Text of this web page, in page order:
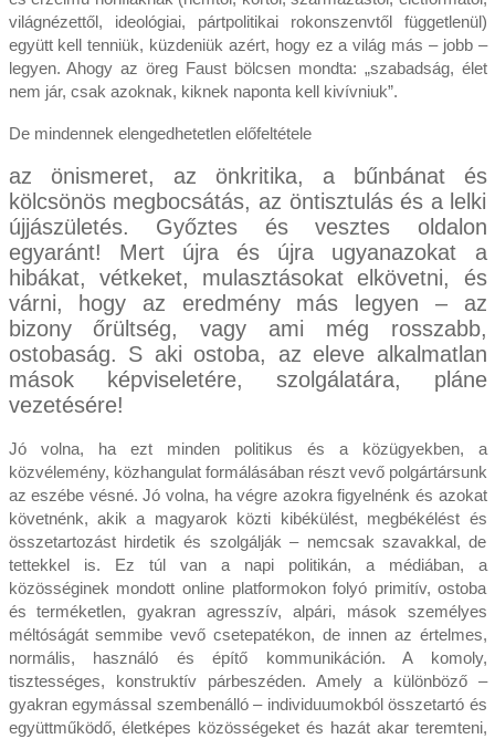
világnézettől, ideológiai, pártpolitikai rokonszenvtől függetlenül)
együtt kell tenniük, küzdeniük azért, hogy ez a világ más – jobb –
legyen. Ahogy az öreg Faust bölcsen mondta: „szabadság, élet
nem jár, csak azoknak, kiknek naponta kell kivívniuk”.
De mindennek elengedhetetlen előfeltétele
az önismeret, az önkritika, a bűnbánat és
kölcsönös megbocsátás, az öntisztulás és a lelki
újjászületés. Győztes és vesztes oldalon
egyaránt! Mert újra és újra ugyanazokat a
hibákat, vétkeket, mulasztásokat elkövetni, és
várni, hogy az eredmény más legyen – az
bizony őrültség, vagy ami még rosszabb,
ostobaság. S aki ostoba, az eleve alkalmatlan
mások képviseletére, szolgálatára, pláne
vezetésére!
Jó volna, ha ezt minden politikus és a közügyekben, a
közvélemény, közhangulat formálásában részt vevő polgártársunk
az eszébe vésné. Jó volna, ha végre azokra figyelnénk és azokat
követnénk, akik a magyarok közti kibékülést, megbékélést és
összetartozást hirdetik és szolgálják – nemcsak szavakkal, de
tettekkel is. Ez túl van a napi politikán, a médiában, a
közösséginek mondott online platformokon folyó primitív, ostoba
és terméketlen, gyakran agresszív, alpári, mások személyes
méltóságát semmibe vevő csetepatékon, de innen az értelmes,
normális, használó és építő kommunikáción. A komoly,
tisztességes, konstruktív párbeszéden. Amely a különböző –
gyakran egymással szembenálló – individuumokból összetartó és
együttműködő, életképes közösségeket és hazát akar teremteni,